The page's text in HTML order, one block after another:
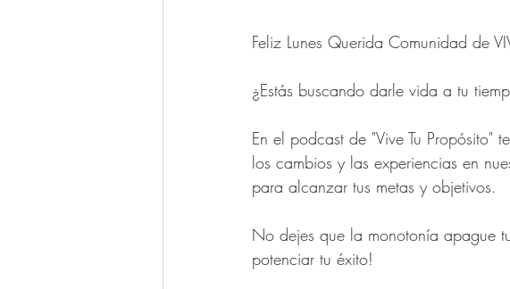
Feliz Lunes Querida Comunidad de
¿Estás buscando darle vida a tu
En el podcast de "Vive Tu
los cambios y las experiencias en
para alcanzar tus metas y objetivos.
No dejes que la monotonía apague
potenciar tu éxito!